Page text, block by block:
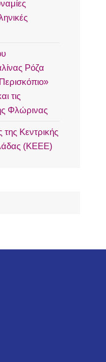
Ρόζα
τις
Φλώρινας
Κεντρικής
(ΚΕΕΕ)